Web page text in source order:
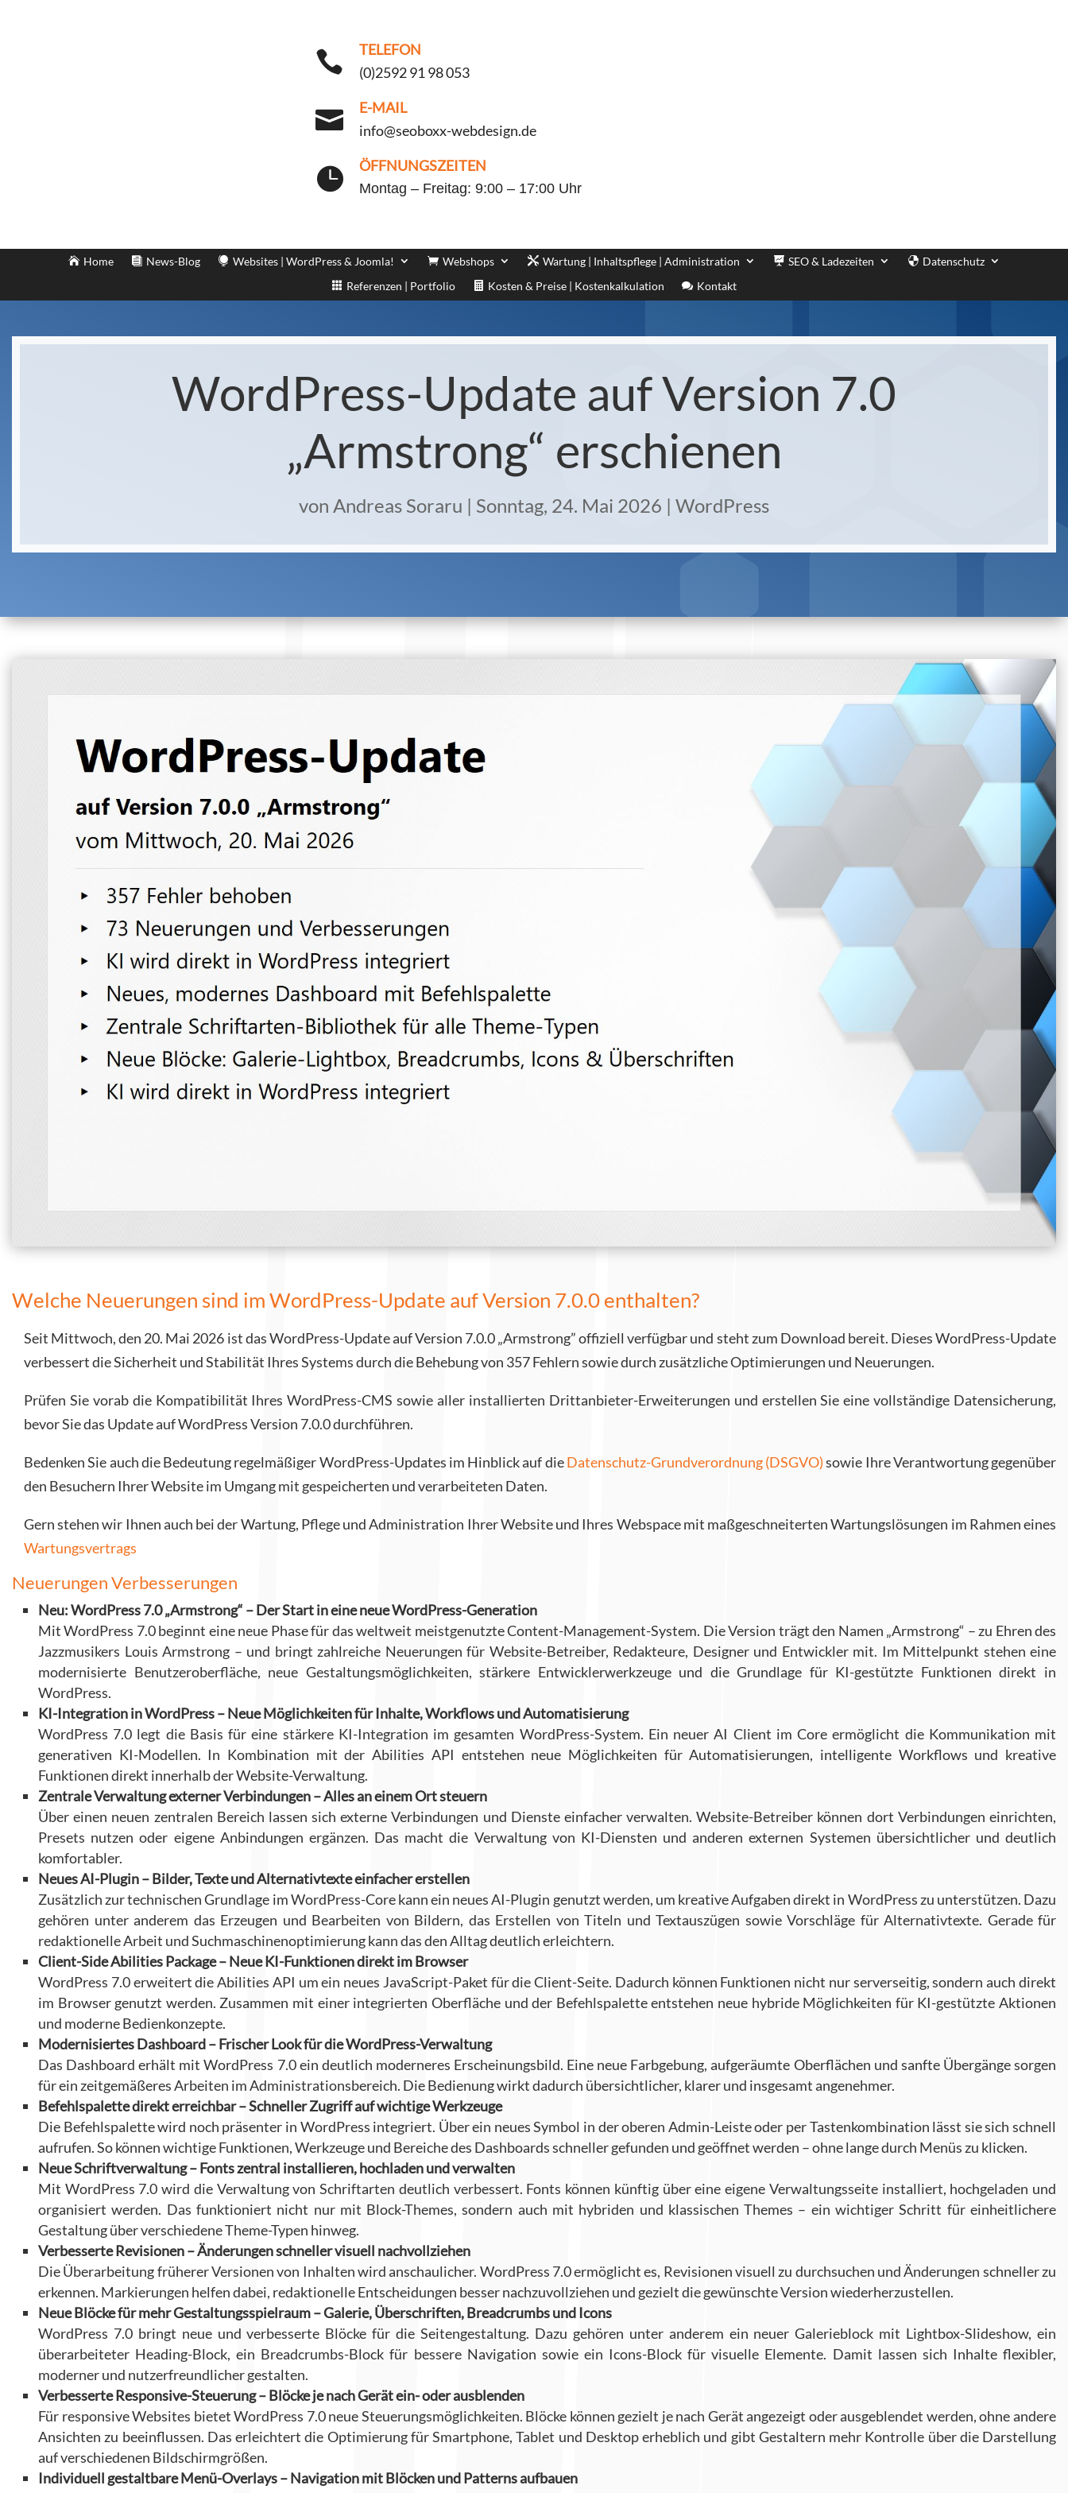

TELEFON
(0)2592 91 98 053

E-MAIL
info@seoboxx-webdesign.de
 ÖFFNUNGSZEITEN
Montag – Freitag: 9:00 – 17:00 Uhr
Home News-Blog Websites | WordPress & Joomla! Webshops Wartung | Inhaltspflege | Administration SEO & Ladezeiten
Datenschutz
Referenzen | Portfolio
Kosten & Preise | Kostenkalkulation Kontakt
WordPress-Update auf Version 7.0
„Armstrong“ erschienen
von Andreas Soraru | Sonntag, 24. Mai 2026 | WordPress
Welche Neuerungen sind im WordPress-Update auf Version 7.0.0 enthalten?
Seit Mittwoch, den 20. Mai 2026 ist das WordPress-Update auf Version 7.0.0 „Armstrong” offiziell verfügbar und steht zum Download bereit. Dieses WordPress-Update
verbessert die Sicherheit und Stabilität Ihres Systems durch die Behebung von 357 Fehlern sowie durch zusätzliche Optimierungen und Neuerungen.
Prüfen Sie vorab die Kompatibilität Ihres WordPress-CMS sowie aller installierten Drittanbieter-Erweiterungen und erstellen Sie eine vollständige Datensicherung,
bevor Sie das Update auf WordPress Version 7.0.0 durchführen.
Bedenken Sie auch die Bedeutung regelmäßiger WordPress-Updates im Hinblick auf dieDatenschutz-Grundverordnung (DSGVO)sowie Ihre Verantwortung gegenüber
den Besuchern Ihrer Website im Umgang mit gespeicherten und verarbeiteten Daten.
Gern stehen wir Ihnen auch bei der Wartung, Pflege und Administration Ihrer Website und Ihres Webspace mit maßgeschneiterten Wartungslösungen im Rahmen eines
Wartungsvertrags
Neuerungen Verbesserungen
Neu: WordPress 7.0 „Armstrong“ – Der Start in eine neue WordPress-Generation
Mit WordPress 7.0 beginnt eine neue Phase für das weltweit meistgenutzte Content-Management-System. Die Version trägt den Namen „Armstrong“ – zu Ehren des
Jazzmusikers Louis Armstrong – und bringt zahlreiche Neuerungen für Website-Betreiber, Redakteure, Designer und Entwickler mit. Im Mittelpunkt stehen eine
modernisierte Benutzeroberfläche, neue Gestaltungsmöglichkeiten, stärkere Entwicklerwerkzeuge und die Grundlage für KI-gestützte Funktionen direkt in
WordPress.
KI-Integration in WordPress – Neue Möglichkeiten für Inhalte, Workflows und Automatisierung
WordPress 7.0 legt die Basis für eine stärkere KI-Integration im gesamten WordPress-System. Ein neuer AI Client im Core ermöglicht die Kommunikation mit
generativen KI-Modellen. In Kombination mit der Abilities API entstehen neue Möglichkeiten für Automatisierungen, intelligente Workflows und kreative
Funktionen direkt innerhalb der Website-Verwaltung.
Zentrale Verwaltung externer Verbindungen – Alles an einem Ort steuern
Über einen neuen zentralen Bereich lassen sich externe Verbindungen und Dienste einfacher verwalten. Website-Betreiber können dort Verbindungen einrichten,
Presets nutzen oder eigene Anbindungen ergänzen. Das macht die Verwaltung von KI-Diensten und anderen externen Systemen übersichtlicher und deutlich
komfortabler.
Neues AI-Plugin – Bilder, Texte und Alternativtexte einfacher erstellen
Zusätzlich zur technischen Grundlage im WordPress-Core kann ein neues AI-Plugin genutzt werden, um kreative Aufgaben direkt in WordPress zu unterstützen. Dazu
gehören unter anderem das Erzeugen und Bearbeiten von Bildern, das Erstellen von Titeln und Textauszügen sowie Vorschläge für Alternativtexte. Gerade für
redaktionelle Arbeit und Suchmaschinenoptimierung kann das den Alltag deutlich erleichtern.
Client-Side Abilities Package – Neue KI-Funktionen direkt im Browser
WordPress 7.0 erweitert die Abilities API um ein neues JavaScript-Paket für die Client-Seite. Dadurch können Funktionen nicht nur serverseitig, sondern auch direkt
im Browser genutzt werden. Zusammen mit einer integrierten Oberfläche und der Befehlspalette entstehen neue hybride Möglichkeiten für KI-gestützte Aktionen
und moderne Bedienkonzepte.
Modernisiertes Dashboard – Frischer Look für die WordPress-Verwaltung
Das Dashboard erhält mit WordPress 7.0 ein deutlich moderneres Erscheinungsbild. Eine neue Farbgebung, aufgeräumte Oberflächen und sanfte Übergänge sorgen
für ein zeitgemäßeres Arbeiten im Administrationsbereich. Die Bedienung wirkt dadurch übersichtlicher, klarer und insgesamt angenehmer.
Befehlspalette direkt erreichbar – Schneller Zugriff auf wichtige Werkzeuge
Die Befehlspalette wird noch präsenter in WordPress integriert. Über ein neues Symbol in der oberen Admin-Leiste oder per Tastenkombination lässt sie sich schnell
aufrufen. So können wichtige Funktionen, Werkzeuge und Bereiche des Dashboards schneller gefunden und geöffnet werden – ohne lange durch Menüs zu klicken.
Neue Schriftverwaltung – Fonts zentral installieren, hochladen und verwalten
Mit WordPress 7.0 wird die Verwaltung von Schriftarten deutlich verbessert. Fonts können künftig über eine eigene Verwaltungsseite installiert, hochgeladen und
organisiert werden. Das funktioniert nicht nur mit Block-Themes, sondern auch mit hybriden und klassischen Themes – ein wichtiger Schritt für einheitlichere
Gestaltung über verschiedene Theme-Typen hinweg.
Verbesserte Revisionen – Änderungen schneller visuell nachvollziehen
Die Überarbeitung früherer Versionen von Inhalten wird anschaulicher. WordPress 7.0 ermöglicht es, Revisionen visuell zu durchsuchen und Änderungen schneller zu
erkennen. Markierungen helfen dabei, redaktionelle Entscheidungen besser nachzuvollziehen und gezielt die gewünschte Version wiederherzustellen.
Neue Blöcke für mehr Gestaltungsspielraum – Galerie, Überschriften, Breadcrumbs und Icons
WordPress 7.0 bringt neue und verbesserte Blöcke für die Seitengestaltung. Dazu gehören unter anderem ein neuer Galerieblock mit Lightbox-Slideshow, ein
überarbeiteter Heading-Block, ein Breadcrumbs-Block für bessere Navigation sowie ein Icons-Block für visuelle Elemente. Damit lassen sich Inhalte flexibler,
moderner und nutzerfreundlicher gestalten.
Verbesserte Responsive-Steuerung – Blöcke je nach Gerät ein- oder ausblenden
Für responsive Websites bietet WordPress 7.0 neue Steuerungsmöglichkeiten. Blöcke können gezielt je nach Gerät angezeigt oder ausgeblendet werden, ohne andere
Ansichten zu beeinflussen. Das erleichtert die Optimierung für Smartphone, Tablet und Desktop erheblich und gibt Gestaltern mehr Kontrolle über die Darstellung
auf verschiedenen Bildschirmgrößen.
Individuell gestaltbare Menü-Overlays – Navigation mit Blöcken und Patterns aufbauen